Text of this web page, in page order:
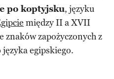
po koptyjsku, języku
między II a XVII
znaków zapożyczonych z
egipskiego.